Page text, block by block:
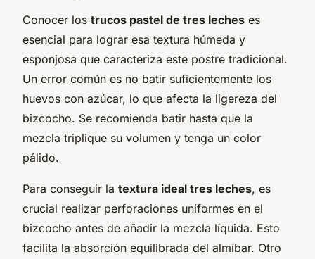
Conocer los trucos pastel de tres leches es
esencial para lograr esa textura húmeda y
esponjosa que caracteriza este postre tradicional.
Un error común es no batir suficientemente los
huevos con azúcar, lo que afecta la ligereza del
bizcocho. Se recomienda batir hasta que la
mezcla triplique su volumen y tenga un color
pálido.
Para conseguir la textura ideal tres leches, es
crucial realizar perforaciones uniformes en el
bizcocho antes de añadir la mezcla líquida. Esto
facilita la absorción equilibrada del almíbar. Otro